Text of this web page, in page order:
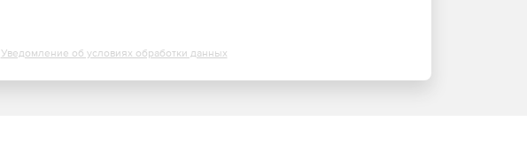
Уведомление об условиях обработки данных